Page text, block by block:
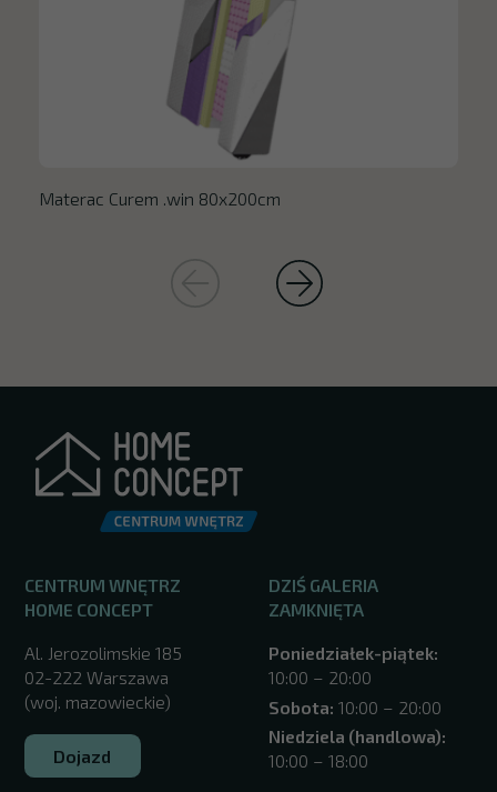
Materac Curem .win 80x200cm
CENTRUM WNĘTRZ
HOME CONCEPT
Al. Jerozolimskie 185
02-222 Warszawa
(woj. mazowieckie)
Dojazd
DZIŚ GALERIA
ZAMKNIĘTA
Poniedziałek-piątek:
10:00 – 20:00
Sobota: 10:00 – 20:00
Niedziela (handlowa):
10:00 – 18:00